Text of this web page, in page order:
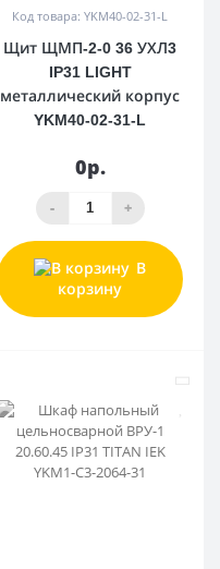
Код товара: YKM40-02-31-L
Щит ЩМП-2-0 36 УХЛ3
IP31 LIGHT
металлический корпус
YKM40-02-31-L
0р.
- +
В
корзину